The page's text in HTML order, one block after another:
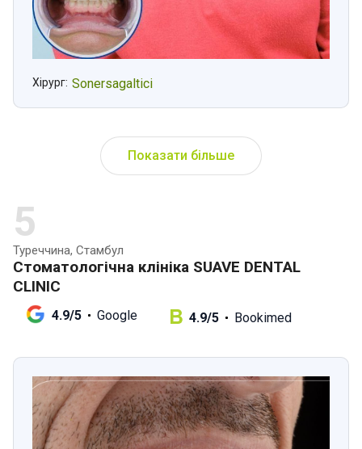
Хірург: Sonersagaltici
Показати більше
5
Туреччина, Стамбул
Стоматологічна клініка SUAVE DENTAL
CLINIC
4.9/5 Google 4.9/5 Bookimed